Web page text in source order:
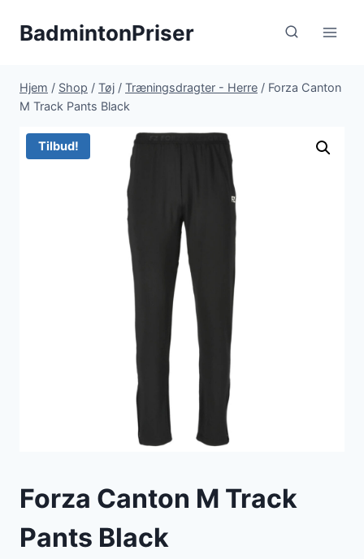
BadmintonPriser
Hjem / Shop / Tøj / Træningsdragter - Herre / Forza Canton
M Track Pants Black
Tilbud!
Forza Canton M Track
Pants Black